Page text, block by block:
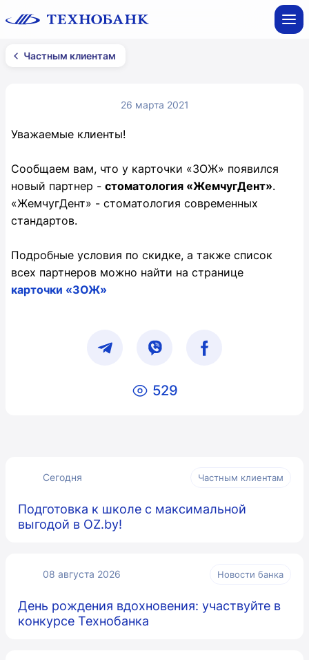
Частным клиентам
26 марта 2021
Уважаемые клиенты!
Сообщаем вам, что у карточки «ЗОЖ» появился
новый партнер - стоматология «ЖемчугДент».
«ЖемчугДент» - стоматология современных
стандартов.
Подробные условия по скидке, а также список
всех партнеров можно найти на странице
карточки «ЗОЖ»
529
Сегодня Частным клиентам
Подготовка к школе с максимальной
выгодой в OZ.by!
08 августа 2026 Новости банка
День рождения вдохновения: участвуйте в
конкурсе Технобанка